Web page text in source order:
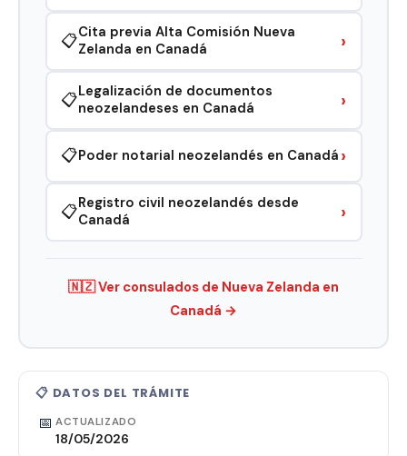
📋 DATOS DEL TRÁMITE
📅 ACTUALIZADO
18/05/2026
📋Cita previa Alta Comisión Nueva
Zelanda en Canadá
›
📋Legalización de documentos
neozelandeses en Canadá
›
📋Poder notarial neozelandés en Canadá ›
📋Registro civil neozelandés desde
Canadá
›
🇳🇿 Ver consulados de Nueva Zelanda en
Canadá →